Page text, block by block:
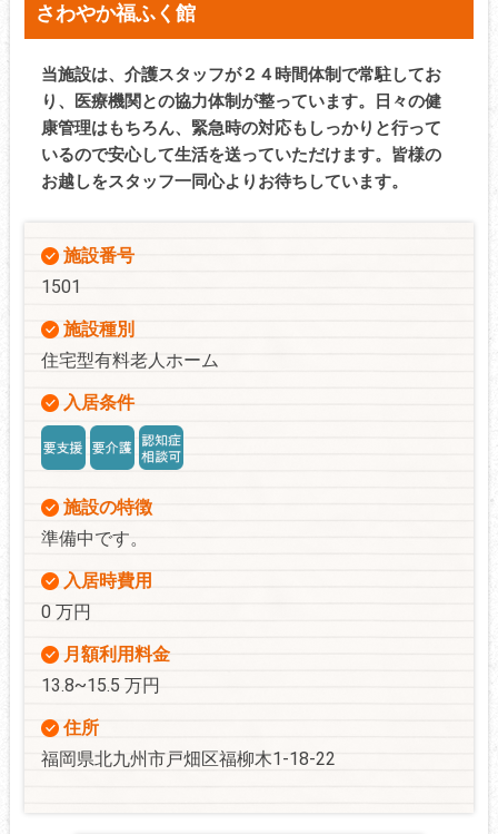
さわやか福ふく館
当施設は、介護スタッフが２４時間体制で常駐してお
り、医療機関との協力体制が整っています。日々の健
康管理はもちろん、緊急時の対応もしっかりと行って
いるので安心して生活を送っていただけます。皆様の
お越しをスタッフ一同心よりお待ちしています。
施設番号
1501
施設種別
住宅型有料老人ホーム
入居条件
施設の特徴
準備中です。
入居時費用
0 万円
月額利用料金
13.8~15.5 万円
住所
福岡県北九州市戸畑区福柳木1-18-22